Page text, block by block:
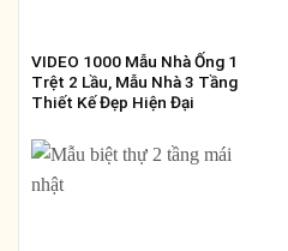
VIDEO 1000 Mẫu Nhà Ống 1
Trệt 2 Lầu, Mẫu Nhà 3 Tầng
Thiết Kế Đẹp Hiện Đại